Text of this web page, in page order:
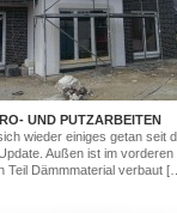
UND PUTZARBEITEN
wieder einiges getan seit
Außen ist im vorderen
Teil Dämmmaterial verbaut